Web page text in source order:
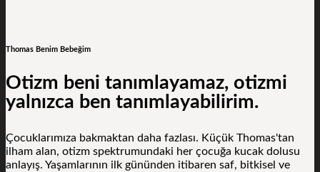
Thomas Benim Bebeğim
Otizm beni tanımlayamaz, otizmi
yalnızca ben tanımlayabilirim.
Çocuklarımıza bakmaktan daha fazlası. Küçük Thomas'tan
ilham alan, otizm spektrumundaki her çocuğa kucak dolusu
anlayış. Yaşamlarının ilk gününden itibaren saf, bitkisel ve